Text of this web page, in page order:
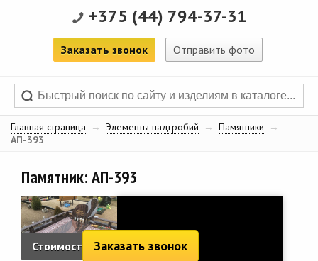
+375 (44) 794-37-31
Заказать звонок Отправить фото
Главная страница → Элементы надгробий → Памятники
→
АП-393
Памятник: АП-393
Стоимость: 7 345 руб.
Заказать звонок